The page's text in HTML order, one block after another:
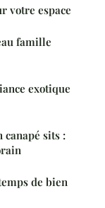
votre espace
famille
exotique
canapé sits :
de bien